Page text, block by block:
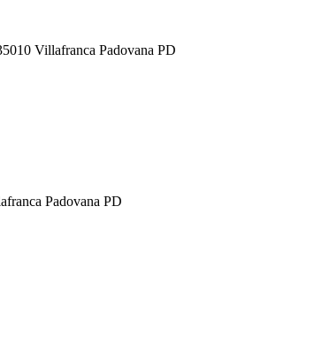
Villafranca Padovana PD
Padovana PD